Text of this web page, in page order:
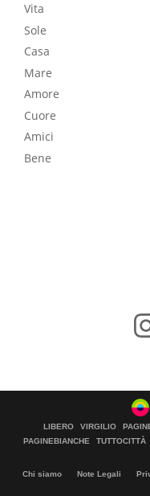
Vita
Sole
Casa
Mare
Amore
Cuore
Amici
Bene
LIBERO VIRGILIO
PAGINEBIANCHE
TUTTOCITTÀ
Chi siamo Note Legali